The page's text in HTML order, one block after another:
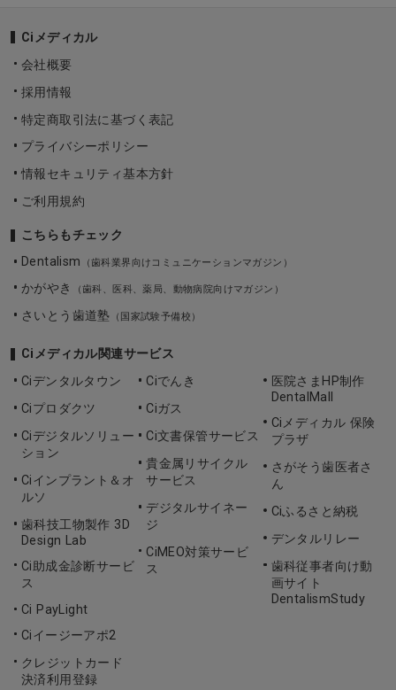
Ciメディカル
会社概要
採用情報
特定商取引法に基づく表記
プライバシーポリシー
情報セキュリティ基本方針
ご利用規約
こちらもチェック
Dentalism
（歯科業界向けコミュニケーションマガジン）
かがやき （歯科、医科、薬局、動物病院向けマガジン）
さいとう歯道塾 （国家試験予備校）
Ciメディカル関連サービス
Ciデンタルタウン
Ciプロダクツ
Ciデジタルソリュー
ション
Ciインプラント＆オ
ルソ
歯科技工物製作 3D
Design Lab
Ci助成金診断サービ
ス
Ci PayLight
Ciイージーアポ2
クレジットカード
決済利用登録
Ciでんき
Ciガス
Ci文書保管サービス
貴金属リサイクル
サービス
デジタルサイネー
ジ
CiMEO対策サービ
ス
医院さまHP制作
DentalMall
Ciメディカル 保険
プラザ
さがそう歯医者さ
ん
Ciふるさと納税
デンタルリレー
歯科従事者向け動
画サイト
DentalismStudy